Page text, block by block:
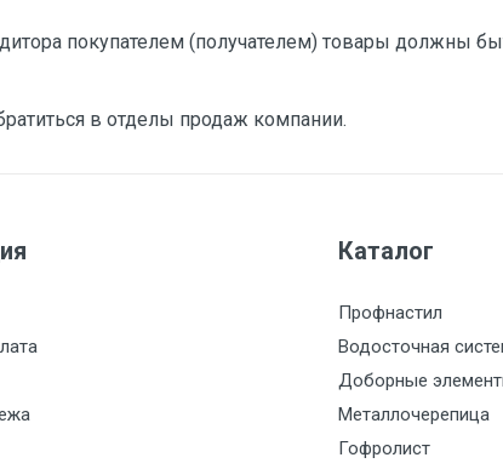
покупателем (получателем) товары должны
в отделы продаж компании.
Каталог
Профнастил
Водосточная
Доборные
Металлочерепица
Гофролист